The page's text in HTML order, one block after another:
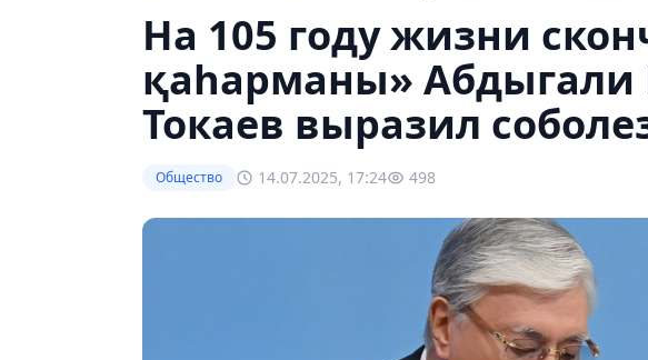
На 105 году жизни
қаһарманы»
Токаев выразил
Общество 14.07.2025, 17:24 498